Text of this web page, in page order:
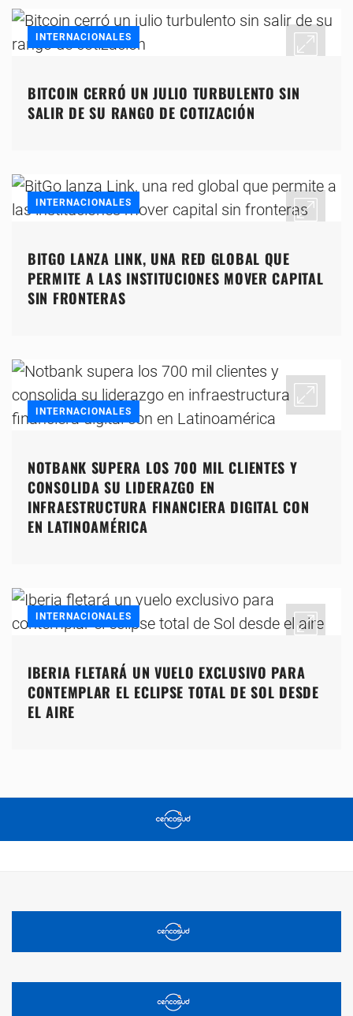
INTERNACIONALES
BITCOIN CERRÓ UN JULIO TURBULENTO SIN
SALIR DE SU RANGO DE COTIZACIÓN
INTERNACIONALES
BITGO LANZA LINK, UNA RED GLOBAL QUE
PERMITE A LAS INSTITUCIONES MOVER CAPITAL
SIN FRONTERAS
INTERNACIONALES
NOTBANK SUPERA LOS 700 MIL CLIENTES Y
CONSOLIDA SU LIDERAZGO EN
INFRAESTRUCTURA FINANCIERA DIGITAL CON
EN LATINOAMÉRICA
INTERNACIONALES
IBERIA FLETARÁ UN VUELO EXCLUSIVO PARA
CONTEMPLAR EL ECLIPSE TOTAL DE SOL DESDE
EL AIRE